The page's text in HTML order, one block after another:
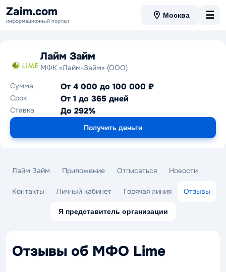
Zaim.com
информационный портал
Москва ☰
Лайм Займ
МФК «Лайм-Займ» (ООО)
Сумма
От 4 000 до 100 000 ₽
Срок От 1 до 365 дней
Ставка До 292%
Получить деньги
Лайм Займ Приложение Отписаться Новости
Контакты Личный кабинет Горячая линия Отзывы
Я представитель организации
Отзывы об МФО Lime